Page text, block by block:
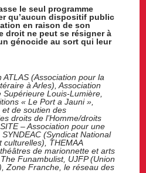
le seul programme
qu’aucun dispositif public
en raison de son
droit ne peut se résigner à
génocide au sort qui leur
(Association pour la
à Arles), Association
Supérieure Louis-Lumière,
« Le Port a Jauni »,
et de soutien des
droits de l’Homme/droits
– Association pour une
(Syndicat National
THEMAA
de marionnette et arts
Funambulist, UJFP (Union
Zone Franche, le réseau des